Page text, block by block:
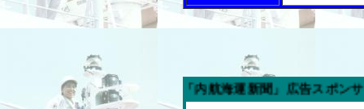
今週の「内航海運新聞」広告スポンサー企業